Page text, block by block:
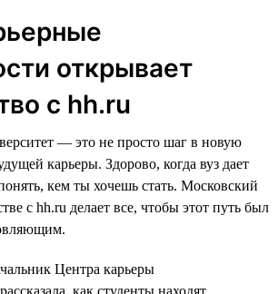
открывает
с hh.ru
— это не просто шаг в новую
карьеры. Здорово, когда вуз дает
кем ты хочешь стать. Московский
с hh.ru делает все, чтобы этот путь был
Центра карьеры
как студенты находят